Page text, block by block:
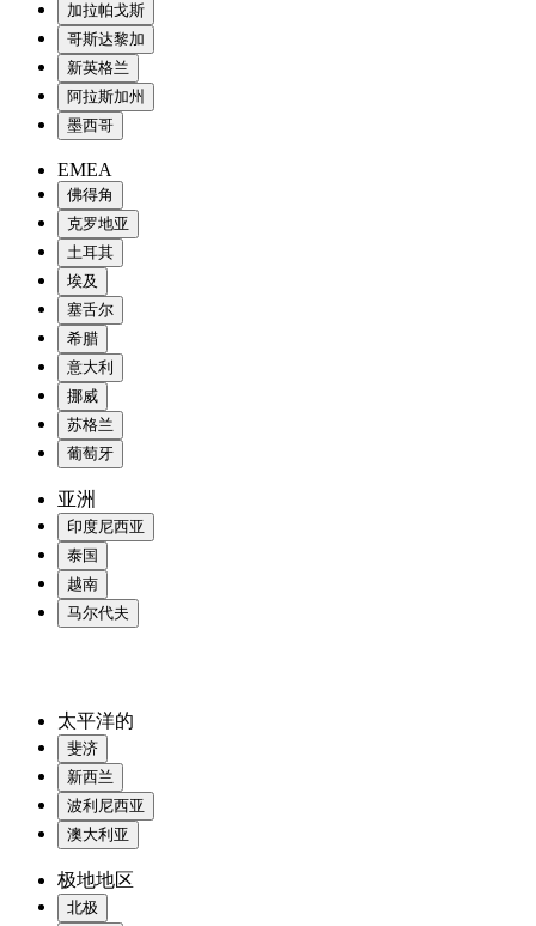
加拉帕戈斯
哥斯达黎加
新英格兰
阿拉斯加州
墨西哥
EMEA
佛得角
克罗地亚
土耳其
埃及
塞舌尔
希腊
意大利
挪威
苏格兰
葡萄牙
亚洲
印度尼西亚
泰国
越南
马尔代夫
太平洋的
斐济
新西兰
波利尼西亚
澳大利亚
极地地区
北极